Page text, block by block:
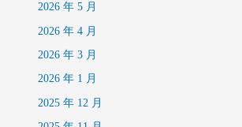
2026 年 5 月
2026 年 4 月
2026 年 3 月
2026 年 1 月
2025 年 12 月